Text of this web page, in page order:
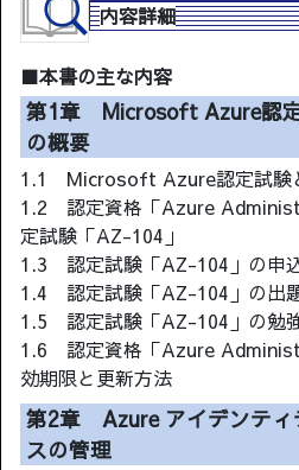
内容詳細
■本書の主な内容
第1章 Microsoft Azure認
の概要
1.1 Microsoft Azure認定試験
1.2 認定資格「Azure
定試験「AZ-104」
1.3 認定試験「AZ-104」の申
1.4 認定試験「AZ-104」の出
1.5 認定試験「AZ-104」の勉
1.6 認定資格「Azure
効期限と更新方法
第2章 Azure アイデンティ
スの管理